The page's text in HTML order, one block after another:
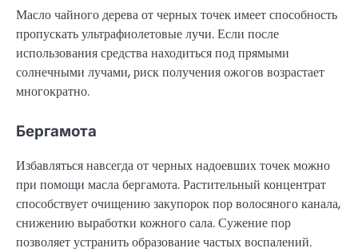
Масло чайного дерева от черных точек имеет способность
пропускать ультрафиолетовые лучи. Если после
использования средства находиться под прямыми
солнечными лучами, риск получения ожогов возрастает
многократно.
Бергамота
Избавляться навсегда от черных надоевших точек можно
при помощи масла бергамота. Растительный концентрат
способствует очищению закупорок пор волосяного канала,
снижению выработки кожного сала. Сужение пор
позволяет устранить образование частых воспалений.